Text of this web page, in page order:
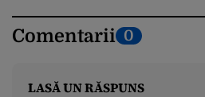
Comentarii 0
LASĂ UN RĂSPUNS